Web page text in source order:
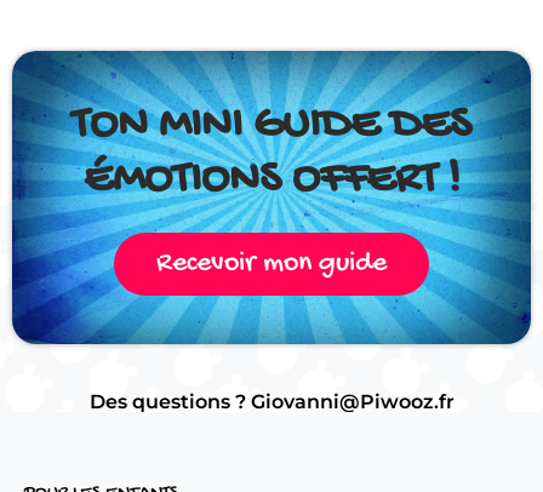
TON MINI GUIDE DES
ÉMOTIONS OFFERT !
Recevoir mon guide
Des questions ? Giovanni@Piwooz.fr